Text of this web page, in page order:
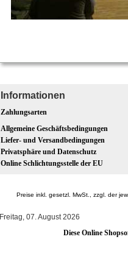
Informationen
Zahlungsarten
Allgemeine Geschäftsbedingungen
Liefer- und Versandbedingungen
Privatsphäre und Datenschutz
Online Schlichtungsstelle der EU
Preise inkl. gesetzl. MwSt., zzgl. der
Freitag, 07. August 2026
Diese Online